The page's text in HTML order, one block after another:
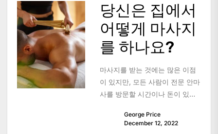
당신은 집에서
어떻게 마사지
를 하나요?
마사지를 받는 것에는 많은 이점
이 있지만, 모든 사람이 전문 안마
사를 방문할 시간이나 돈이 있는
서 여러분...George Price
December 12, 2022